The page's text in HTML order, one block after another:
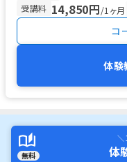
受講料 14,850円/1ヶ月
コ
体験
無料
＼
体